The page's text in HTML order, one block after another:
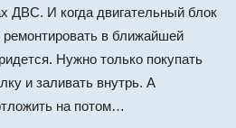
ДВС. И когда двигательный блок
ремонтировать в ближайшей
Нужно только покупать
и заливать внутрь. А
на потом…